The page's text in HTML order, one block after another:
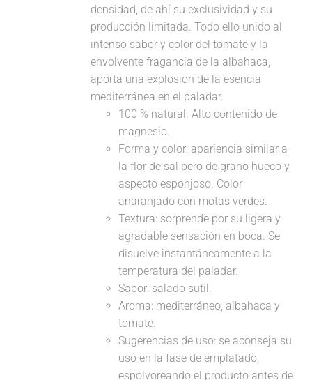
densidad, de ahí su exclusividad y su
producción limitada. Todo ello unido al
intenso sabor y color del tomate y la
envolvente fragancia de la albahaca,
aporta una explosión de la esencia
mediterránea en el paladar.
100 % natural. Alto contenido de
magnesio.
Forma y color: apariencia similar a
la flor de sal pero de grano hueco y
aspecto esponjoso. Color
anaranjado con motas verdes.
Textura: sorprende por su ligera y
agradable sensación en boca. Se
disuelve instantáneamente a la
temperatura del paladar.
Sabor: salado sutil.
Aroma: mediterráneo, albahaca y
tomate.
Sugerencias de uso: se aconseja su
uso en la fase de emplatado,
espolvoreando el producto antes de